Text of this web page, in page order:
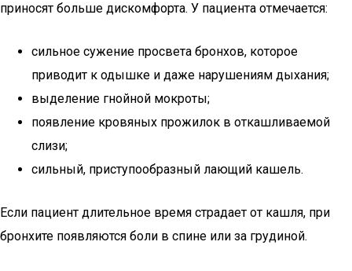
приносят больше дискомфорта. У пациента отмечается:
сильное сужение просвета бронхов, которое
приводит к одышке и даже нарушениям дыхания;
выделение гнойной мокроты;
появление кровяных прожилок в откашливаемой
слизи;
сильный, приступообразный лающий кашель.
Если пациент длительное время страдает от кашля, при
бронхите появляются боли в спине или за грудиной.